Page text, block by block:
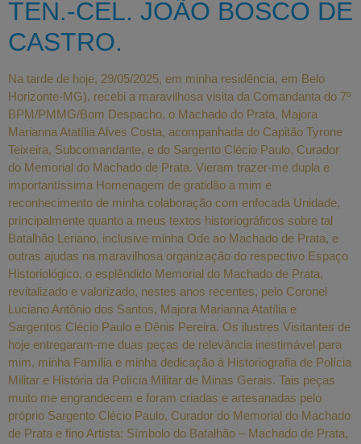
TEN.-CEL. JOÃO BOSCO DE
CASTRO.
Na tarde de hoje, 29/05/2025, em minha residência, em Belo
Horizonte-MG), recebi a maravilhosa visita da Comandanta do 7º
BPM/PMMG/Bom Despacho, o Machado do Prata, Majora
Marianna Atatília Alves Costa, acompanhada do Capitão Tyrone
Teixeira, Subcomandante, e do Sargento Clécio Paulo, Curador
do Memorial do Machado de Prata. Vieram trazer-me dupla e
importantíssima Homenagem de gratidão a mim e
reconhecimento de minha colaboração com enfocada Unidade,
principalmente quanto a meus textos historiográficos sobre tal
Batalhão Leriano, inclusive minha Ode ao Machado de Prata, e
outras ajudas na maravilhosa organização do respectivo Espaço
Historiológico, o esplêndido Memorial do Machado de Prata,
revitalizado e valorizado, nestes anos recentes, pelo Coronel
Luciano Antônio dos Santos, Majora Marianna Atatília e
Sargentos Clécio Paulo e Dênis Pereira. Os ilustres Visitantes de
hoje entregaram-me duas peças de relevância inestimável para
mim, minha Família e minha dedicação à Historiografia de Polícia
Militar e História da Polícia Militar de Minas Gerais. Tais peças
muito me engrandecem e foram criadas e artesanadas pelo
próprio Sargento Clécio Paulo, Curador do Memorial do Machado
de Prata e fino Artista: Símbolo do Batalhão – Machado de Prata,